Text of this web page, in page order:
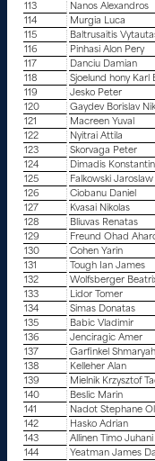
113
Nanos Alexandros
114
Murgia Luca
115
Baltrusaitis
116
Pinhasi Alon Pery
117
Danciu Damian
118
Sjoelund hony Karl
119
Jesko Peter
120
Gaydev Borislav
121
Macreen Yuval
122
Nyitrai Attila
123
Skorvaga Peter
124
Dimadis
125
Falkowski Jaroslaw
126
Ciobanu Daniel
127
Kvasai Nikolas
128
Bliuvas Renatas
129
Freund Ohad
130
Cohen Yarin
131
Tough Ian James
132
Wolfsberger
133
Lidor Tomer
134
Simas Donatas
135
Babic Vladimir
136
Jenciragic Amer
137
Garfinkel
138
Kelleher Alan
139
Mielnik Krzysztof
140
Beslic Marin
141
Nadot Stephane
142
Hasko Adrian
143
Allinen Timo Juhani
144
Yeatman James